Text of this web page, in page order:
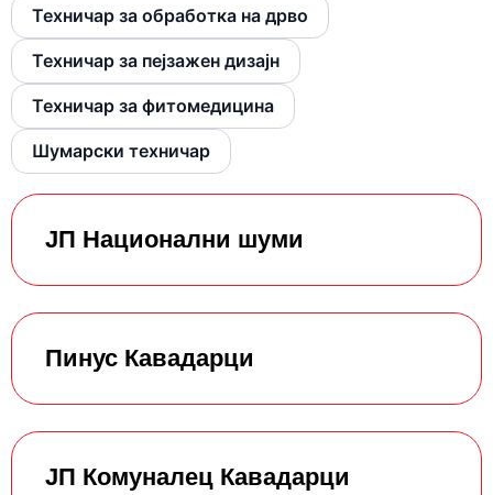
Техничар за обработка на дрво
Техничар за пејзажен дизајн
Техничар за фитомедицина
Шумарски техничар
ЈП Национални шуми
Пинус Кавадарци
ЈП Комуналец Кавадарци